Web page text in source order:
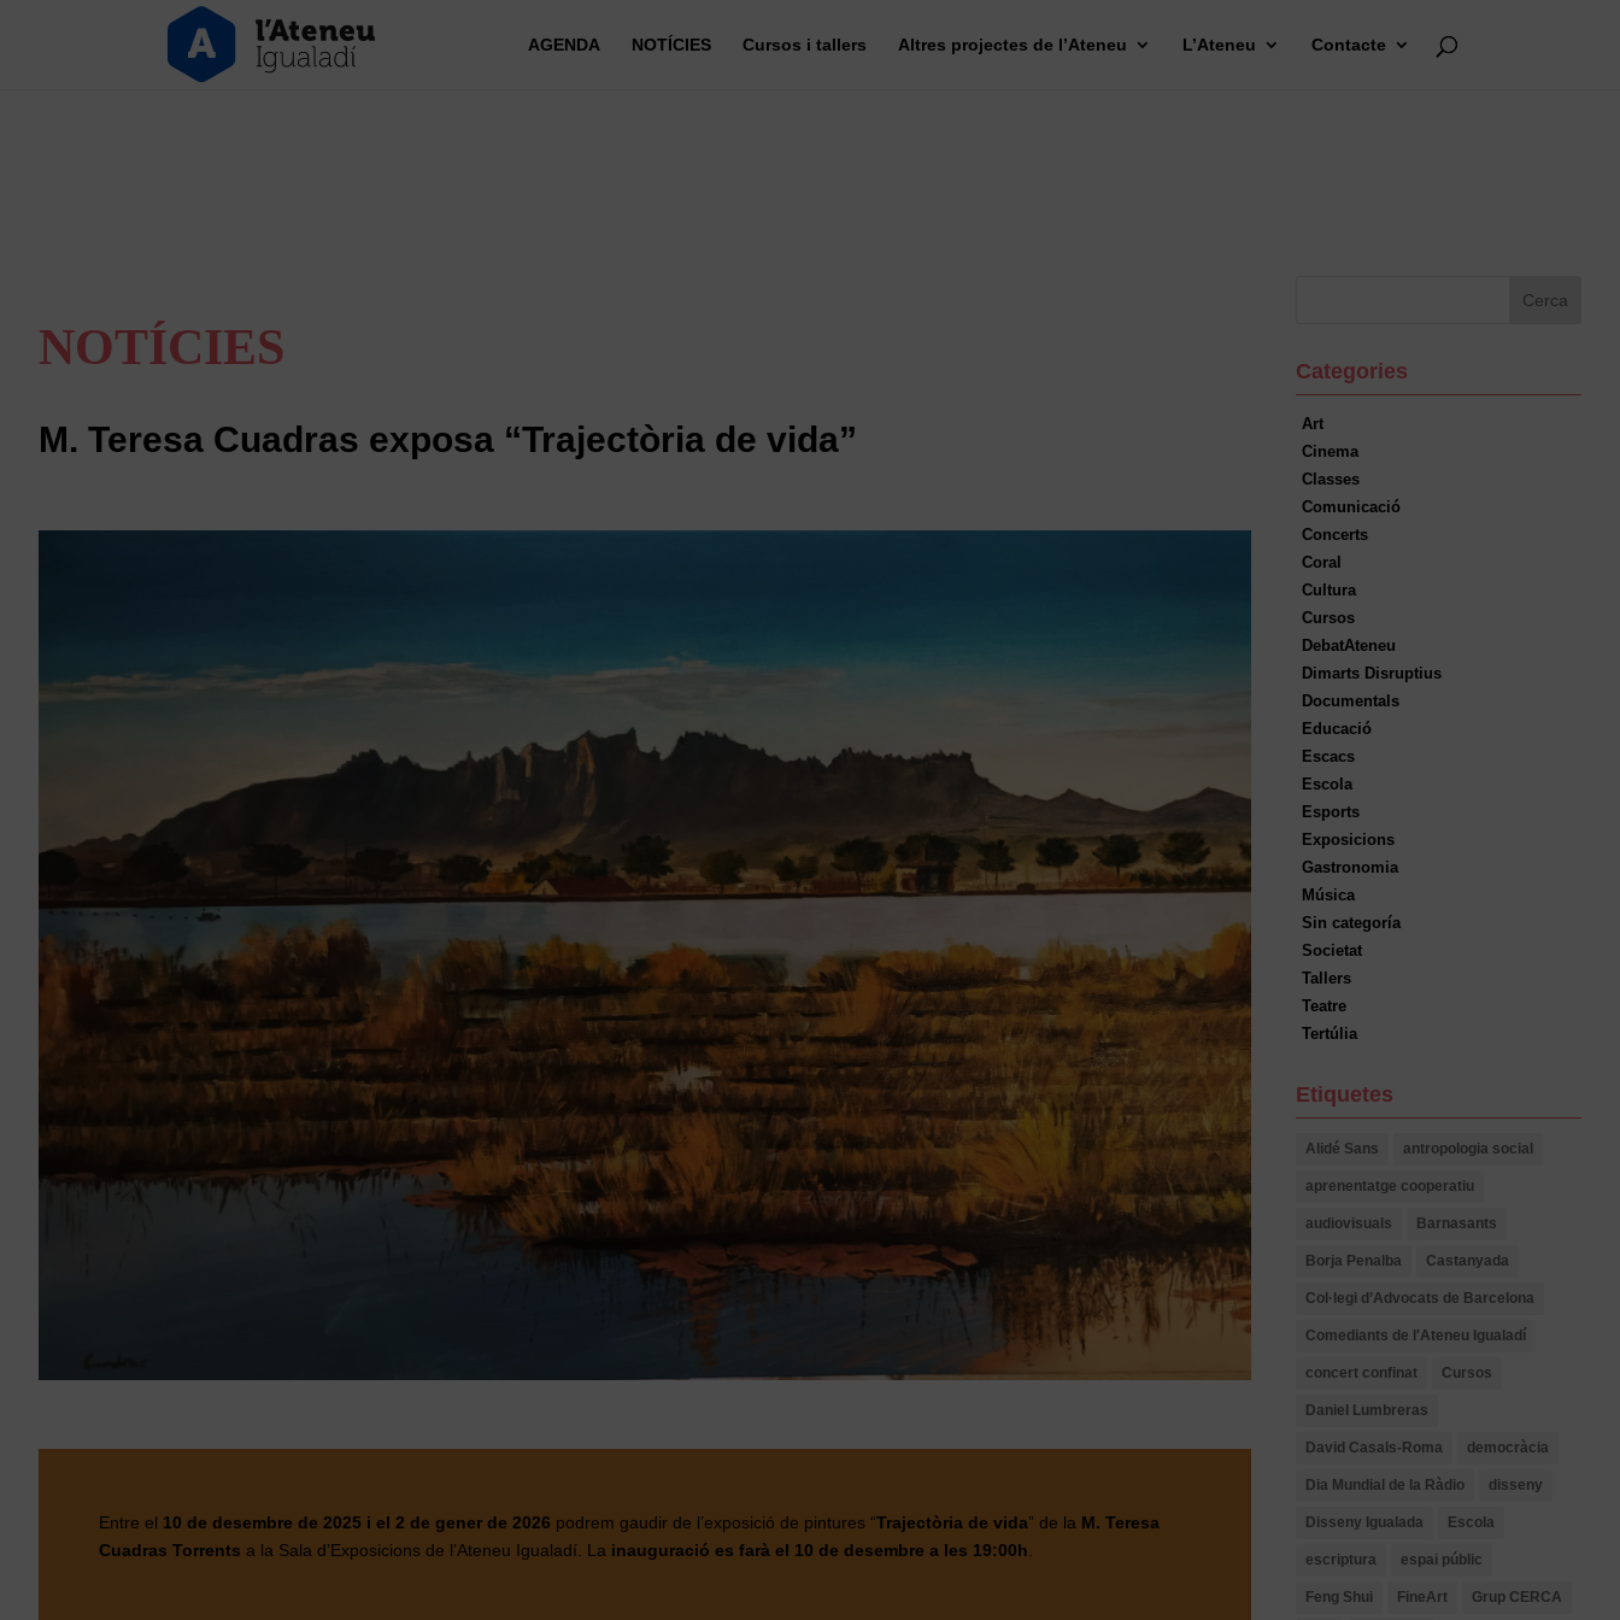
AGENDA NOTÍCIES Cursos i tallers Altres projectes de l’Ateneu L’Ateneu Contacte
NOTÍCIES
M. Teresa Cuadras exposa “Trajectòria de vida”
Entre el 10 de desembre de 2025 i el 2 de gener de 2026 podrem gaudir de l’exposició de pintures “Trajectòria de vida” de la M. Teresa
Cuadras Torrents a la Sala d’Exposicions de l’Ateneu Igualadí. La inauguració es farà el 10 de desembre a les 19:00h.
Categories
Art
Cinema
Classes
Comunicació
Concerts
Coral
Cultura
Cursos
DebatAteneu
Dimarts Disruptius
Documentals
Educació
Escacs
Escola
Esports
Exposicions
Gastronomia
Música
Sin categoría
Societat
Tallers
Teatre
Tertúlia
Etiquetes
Alidé Sans antropologia social
aprenentatge cooperatiu
audiovisuals Barnasants
Borja Penalba Castanyada
Col·legi d’Advocats de Barcelona
Comediants de l'Ateneu Igualadí
concert confinat Cursos
Daniel Lumbreras
David Casals-Roma democràcia
Dia Mundial de la Ràdio disseny
Disseny Igualada Escola
escriptura espai públic
Feng Shui FineArt Grup CERCA